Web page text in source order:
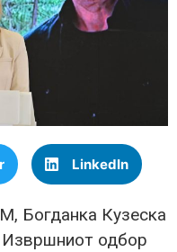
LinkedIn
Богданка Кузеска
Извршниот одбор